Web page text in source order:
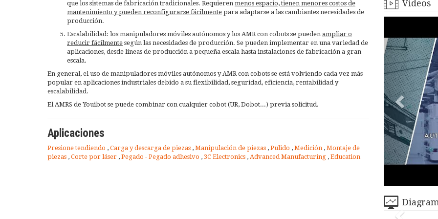
que los sistemas de fabricación tradicionales. Requieren menos espacio, tienen menores costos de
mantenimiento y pueden reconfigurarse fácilmente para adaptarse a las cambiantes necesidades de
producción.
Escalabilidad: los manipuladores móviles autónomos y los AMR con cobots se pueden ampliar o
reducir fácilmente según las necesidades de producción. Se pueden implementar en una variedad de
aplicaciones, desde líneas de producción a pequeña escala hasta instalaciones de fabricación a gran
escala.
En general, el uso de manipuladores móviles autónomos y AMR con cobots se está volviendo cada vez más
popular en aplicaciones industriales debido a su flexibilidad, seguridad, eficiencia, rentabilidad y
escalabilidad.
El AMRS de Youibot se puede combinar con cualquier cobot (UR, Dobot...) previa solicitud.
Aplicaciones
Presione tendiendo , Carga y descarga de piezas , Manipulación de piezas , Pulido , Medición , Montaje de
piezas , Corte por láser , Pegado - Pegado adhesivo , 3C Electronics , Advanced Manufacturing , Education
Videos